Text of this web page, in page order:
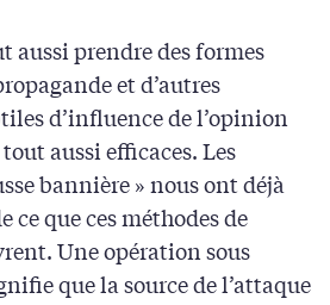
aussi prendre des formes
et d’autres
d’influence de l’opinion
aussi efficaces. Les
bannière » nous ont déjà
ce que ces méthodes de
Une opération sous
que la source de l’attaque